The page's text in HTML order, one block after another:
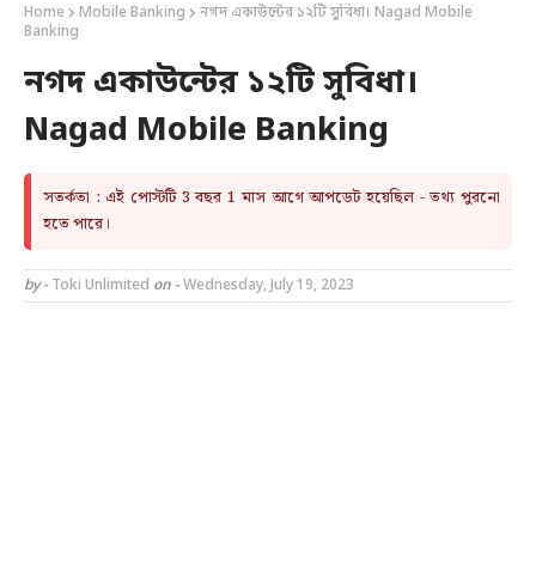
Home Mobile Banking
নগদ একাউন্টের ১২টি সুবিধা। Nagad Mobile
Banking
নগদ একাউন্টের ১২টি সুবিধা।
Nagad Mobile Banking
সতর্কতা : এই পোস্টটি 3 বছর 1 মাস আগে আপডেট হয়েছিল - তথ্য পুরনো
হতে পারে।
by - Toki Unlimited on -Wednesday, July 19, 2023